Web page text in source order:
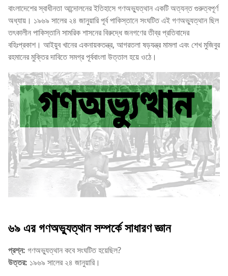
বাংলাদেশের স্বাধীনতা আন্দোলনের ইতিহাসে গণঅভ্যুত্থান একটি অত্যন্ত গুরুত্বপূর্ণ
অধ্যায়। ১৯৬৯ সালের ২৪ জানুয়ারি পূর্ব পাকিস্তানে সংঘটিত এই গণঅভ্যুত্থান ছিল
তৎকালীন পাকিস্তানি সামরিক শাসনের বিরুদ্ধে জনগণের তীব্র প্রতিবাদের
বহিঃপ্রকাশ। আইয়ুব খানের একনায়কতন্ত্র, আগরতলা ষড়যন্ত্র মামলা এবং শেখ মুজিবুর
রহমানের মুক্তির দাবিতে সমগ্র পূর্ববাংলা উত্তাল হয়ে ওঠে।
৬৯ এর গণঅভ্যুত্থান সম্পর্কে সাধারণ জ্ঞান
প্রশ্ন: গণঅভ্যুত্থান কবে সংঘটিত হয়েছিল?
উত্তর: ১৯৬৯ সালের ২৪ জানুয়ারি।